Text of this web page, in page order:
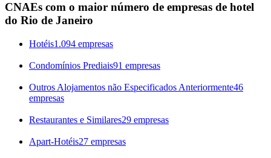
CNAEs com o maior número de empresas de hotel
do Rio de Janeiro
Hotéis1.094 empresas
Condomínios Prediais91 empresas
Outros Alojamentos não Especificados Anteriormente46
empresas
Restaurantes e Similares29 empresas
Apart-Hotéis27 empresas